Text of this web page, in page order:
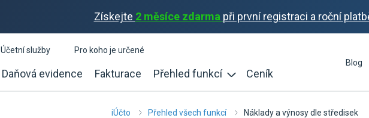
Získejte 2 měsíce zdarma při první registraci a roční
Daňová evidence Fakturace Přehled funkcí Ceník
Účetní služby
Pro koho je určené
Blog
iÚčto Přehled všech funkcí Náklady a výnosy dle středisek